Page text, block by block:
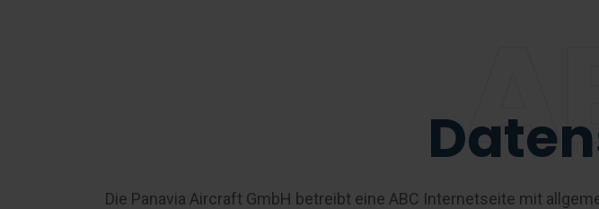
Die Panavia Aircraft GmbH betreibt eine ABC Internetseite mit